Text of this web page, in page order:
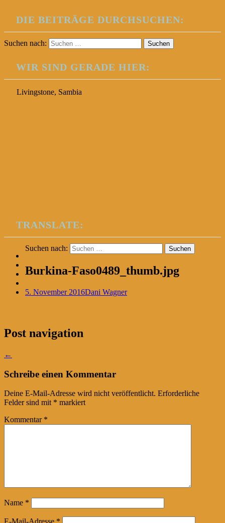
DIE BEITRÄGE DURCHSUCHEN:
Suchen nach:
WIR SIND GERADE HIER:
Livingstone, Sambia
TRANSLATE:
Suchen nach:
Burkina-Faso0489_thumb.jpg
5. November 2016Dani Wagner
Post navigation
←
Schreibe einen Kommentar
Deine E-Mail-Adresse wird nicht veröffentlicht. Erforderliche
Felder sind mit * markiert
Kommentar *
Name *